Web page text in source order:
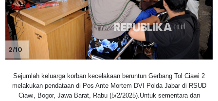
2/10
Sejumlah keluarga korban kecelakaan beruntun Gerbang Tol Ciawi 2
melakukan pendataan di Pos Ante Mortem DVI Polda Jabar di RSUD
Ciawi, Bogor, Jawa Barat, Rabu (5/2/2025).Untuk sementara dari